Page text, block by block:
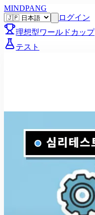
MINDPANG
ログイン
理想型ワールドカップ
テスト